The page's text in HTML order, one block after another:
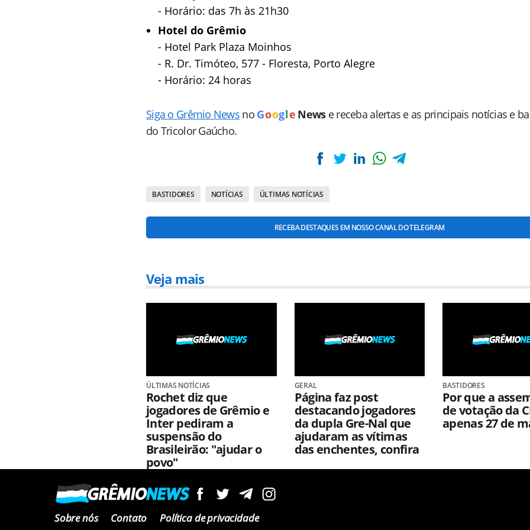
- Horário: das 7h às 21h30
Hotel do Grêmio
- Hotel Park Plaza Moinhos
- R. Dr. Timóteo, 577 - Floresta, Porto Alegre
- Horário: 24 horas
Siga o Grêmio News no Goog le News e receba alertas e as principais notícias e
do Tricolor Gaúcho.
BASTIDORES NOTÍCIAS ÚLTIMAS NOTÍCIAS
RECEBA DESTAQUES EM NOSSO CANAL DO TELEGRAM
Veja mais
ÚLTIMAS NOTÍCIAS
Rochet diz que
jogadores de Grêmio e
Inter pediram a
suspensão do
Brasileirão: "ajudar o
povo"
GERAL
Página faz post
destacando jogadores
da dupla Gre-Nal que
ajudaram as vítimas
das enchentes, confira
BASTIDORES
Por que a
de votação da
apenas 27 de
Sobre nós Contato Política de privacidade